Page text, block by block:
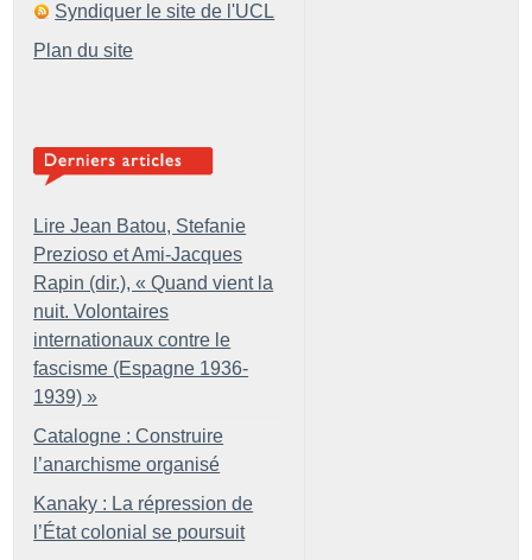
Syndiquer le site de l'UCL
Plan du site
Lire Jean Batou, Stefanie
Prezioso et Ami-Jacques
Rapin (dir.), « Quand vient la
nuit. Volontaires
internationaux contre le
fascisme (Espagne 1936-
1939) »
Catalogne : Construire
l’anarchisme organisé
Kanaky : La répression de
l’État colonial se poursuit